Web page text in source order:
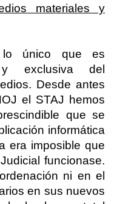
materiales y
único que es
y exclusiva del
Desde antes
el STAJ hemos
que se
informática
era imposible que
funcionase.
ni en el
en sus nuevos